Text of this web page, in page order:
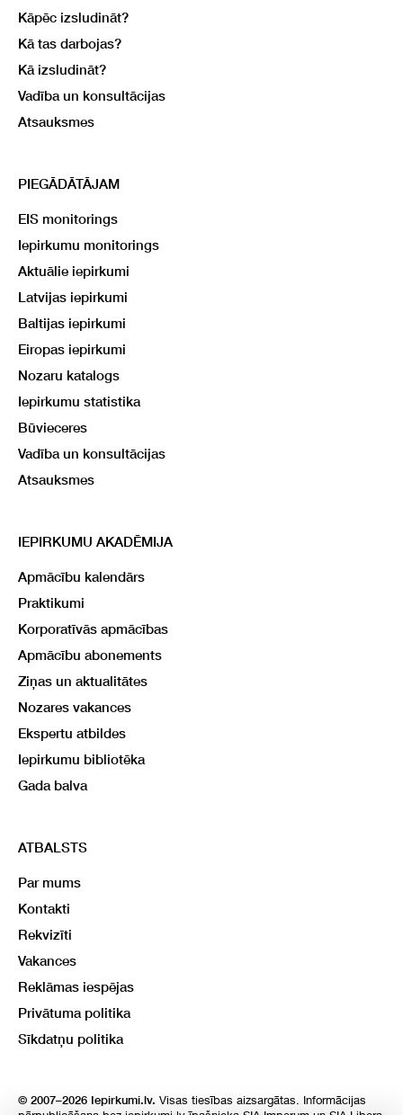
Kāpēc izsludināt?
Kā tas darbojas?
Kā izsludināt?
Vadība un konsultācijas
Atsauksmes
PIEGĀDĀTĀJAM
EIS monitorings
Iepirkumu monitorings
Aktuālie iepirkumi
Latvijas iepirkumi
Baltijas iepirkumi
Eiropas iepirkumi
Nozaru katalogs
Iepirkumu statistika
Būvieceres
Vadība un konsultācijas
Atsauksmes
IEPIRKUMU AKADĒMIJA
Apmācību kalendārs
Praktikumi
Korporatīvās apmācības
Apmācību abonements
Ziņas un aktualitātes
Nozares vakances
Ekspertu atbildes
Iepirkumu bibliotēka
Gada balva
ATBALSTS
Par mums
Kontakti
Rekvizīti
Vakances
Reklāmas iespējas
Privātuma politika
Sīkdatņu politika
© 2007–2026 Iepirkumi.lv. Visas tiesības aizsargātas. Informācijas